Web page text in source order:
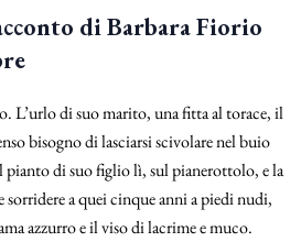
di Barbara Fiorio
L’urlo di suo marito, una fitta al torace, il
bisogno di lasciarsi scivolare nel buio
pianto di suo figlio lì, sul pianerottolo, e la
sorridere a quei cinque anni a piedi nudi,
azzurro e il viso di lacrime e muco.